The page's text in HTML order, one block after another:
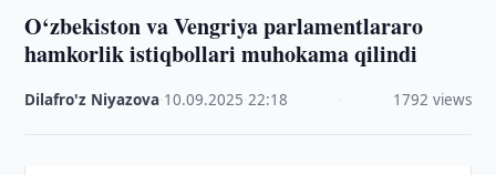
O‘zbekiston va Vengriya parlamentlararo
hamkorlik istiqbollari muhokama qilindi
Dilafro'z Niyazova 10.09.2025 ·22:18 1792 views